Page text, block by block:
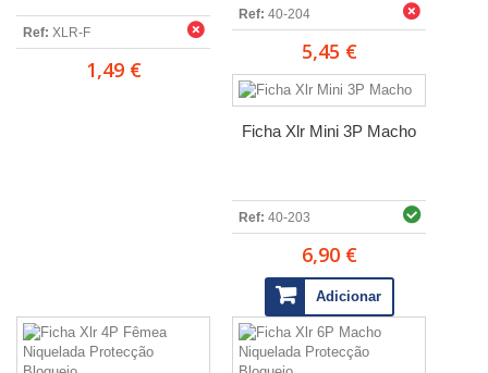
Ref: XLR-F
1,49 €
Ref: 40-204
5,45 €
Ficha Xlr Mini 3P Macho
Ref: 40-203
6,90 €
Adicionar